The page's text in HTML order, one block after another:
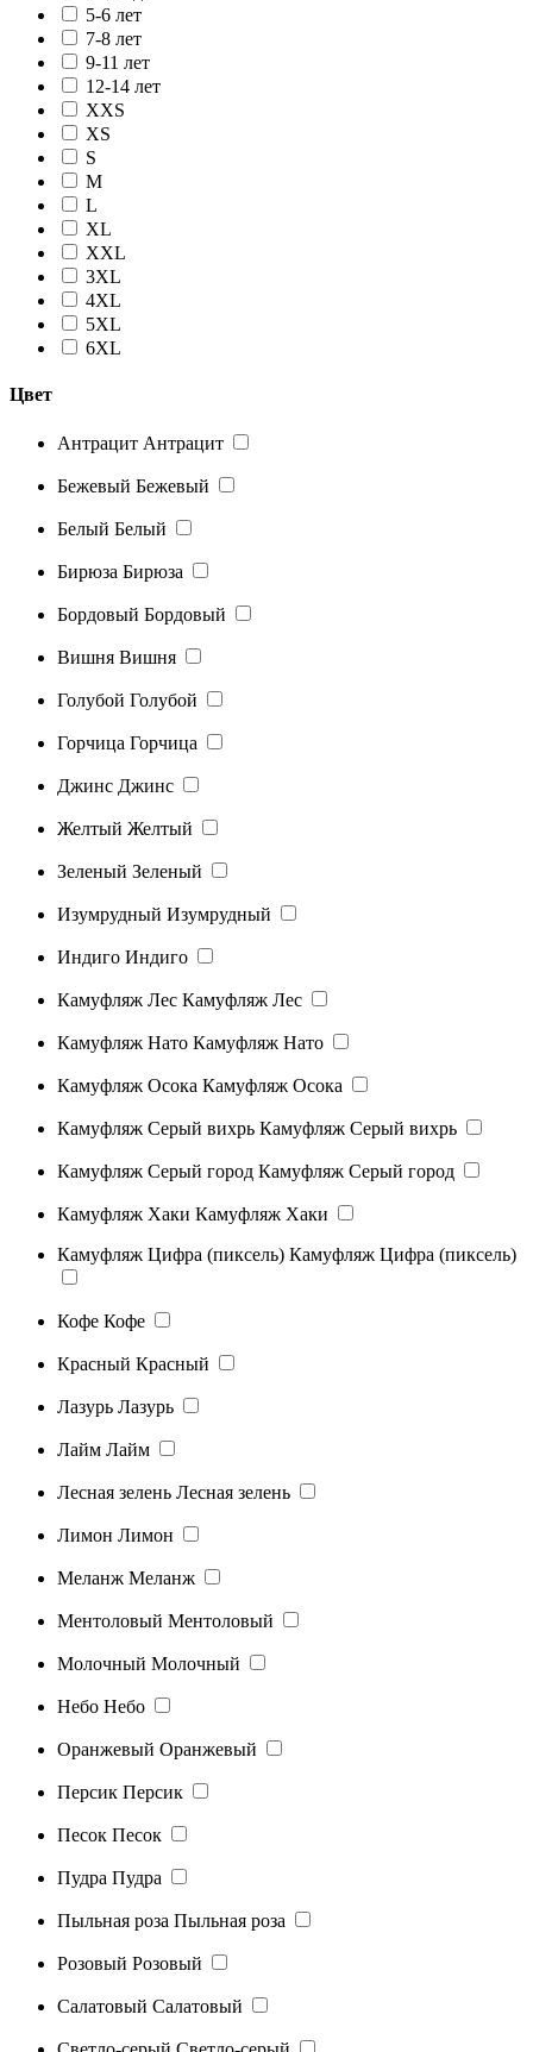
5-6 лет
7-8 лет
9-11 лет
12-14 лет
XXS
XS
S
M
L
XL
XXL
3XL
4XL
5XL
6XL
Цвет
Антрацит Антрацит
Бежевый Бежевый
Белый Белый
Бирюза Бирюза
Бордовый Бордовый
Вишня Вишня
Голубой Голубой
Горчица Горчица
Джинс Джинс
Желтый Желтый
Зеленый Зеленый
Изумрудный Изумрудный
Индиго Индиго
Камуфляж Лес Камуфляж Лес
Камуфляж Нато Камуфляж Нато
Камуфляж Осока Камуфляж Осока
Камуфляж Серый вихрь Камуфляж Серый вихрь
Камуфляж Серый город Камуфляж Серый город
Камуфляж Хаки Камуфляж Хаки
Камуфляж Цифра (пиксель) Камуфляж Цифра (пиксель)
Кофе Кофе
Красный Красный
Лазурь Лазурь
Лайм Лайм
Лесная зелень Лесная зелень
Лимон Лимон
Меланж Меланж
Ментоловый Ментоловый
Молочный Молочный
Небо Небо
Оранжевый Оранжевый
Персик Персик
Песок Песок
Пудра Пудра
Пыльная роза Пыльная роза
Розовый Розовый
Салатовый Салатовый